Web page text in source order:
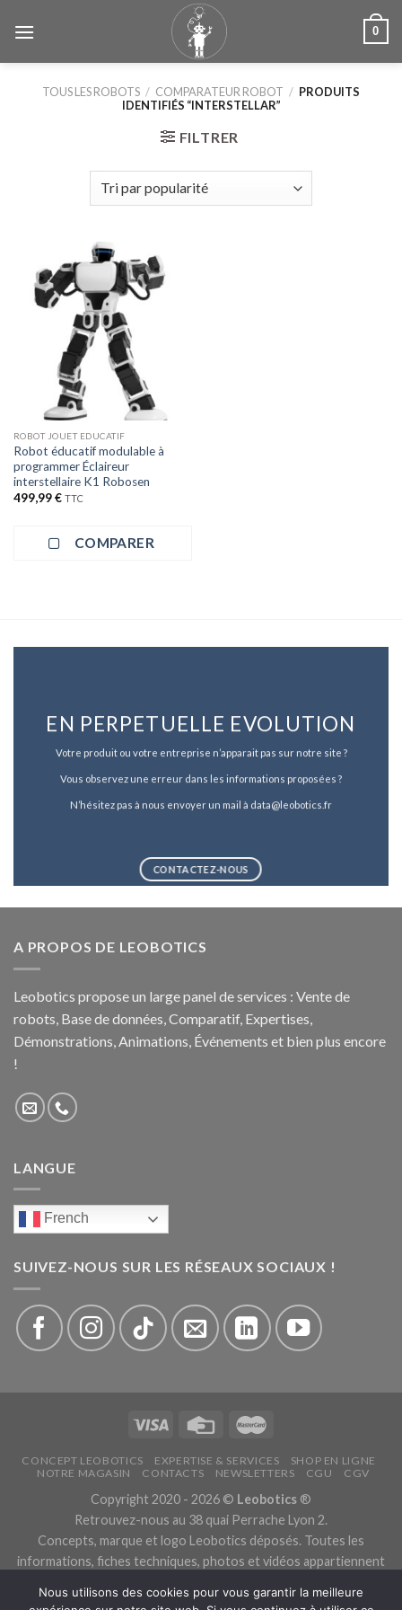
0
TOUS LES ROBOTS / COMPARATEUR ROBOT / PRODUITS
IDENTIFIÉS “INTERSTELLAR”
FILTRER
ROBOT JOUET EDUCATIF
Robot éducatif modulable à
programmer Éclaireur
interstellaire K1 Robosen
499,99€ TTC
COMPARER
EN PERPETUELLE EVOLUTION
Votre produit ou votre entreprise n’apparait pas sur notre site ?
Vous observez une erreur dans les informations proposées ?
N’hésitez pas à nous envoyer un mail à data@leobotics.fr
CONTACTEZ-NOUS
A PROPOS DE LEOBOTICS
Leobotics propose un large panel de services : Vente de
robots, Base de données, Comparatif, Expertises,
Démonstrations, Animations, Événements et bien plus encore
!
LANGUE
French
SUIVEZ-NOUS SUR LES RÉSEAUX SOCIAUX !
CONCEPT LEOBOTICS EXPERTISE & SERVICES
SHOP EN LIGNE
NOTRE MAGASIN
CONTACTS NEWSLETTERS CGU CGV
Copyright 2020 - 2026 © Leobotics ®
Retrouvez-nous au 38 quai Perrache Lyon 2.
Concepts, marque et logo Leobotics déposés. Toutes les
informations, fiches techniques, photos et vidéos appartiennent
Les traductions sont automatiques, veuillez nous excuser pour
Nous utilisons des cookies pour vous garantir la meilleure